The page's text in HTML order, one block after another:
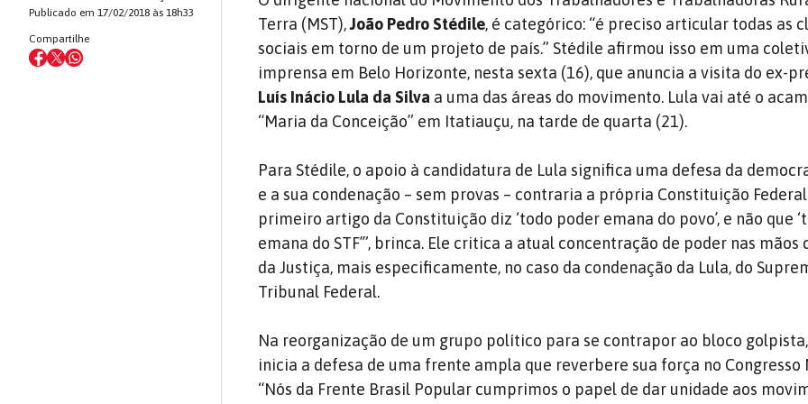
Publicado em 17/02/2018 às 18h33
Compartilhe
Terra (MST),João Pedro Stédile, é categórico: “é preciso articular todas as
sociais em torno de um projeto de país.” Stédile afirmou isso em uma
imprensa em Belo Horizonte, nesta sexta (16), que anuncia a visita do ex-
Luís Inácio Lula da Silva a uma das áreas do movimento. Lula vai até o
“Maria da Conceição” em Itatiauçu, na tarde de quarta (21).
Para Stédile, o apoio à candidatura de Lula significa uma defesa da
e a sua condenação – sem provas – contraria a própria Constituição
primeiro artigo da Constituição diz ‘todo poder emana do povo’, e não que
emana do STF’”, brinca. Ele critica a atual concentração de poder nas mãos
da Justiça, mais especificamente, no caso da condenação da Lula, do
Tribunal Federal.
Na reorganização de um grupo político para se contrapor ao bloco
inicia a defesa de uma frente ampla que reverbere sua força no Congresso
“Nós da Frente Brasil Popular cumprimos o papel de dar unidade aos